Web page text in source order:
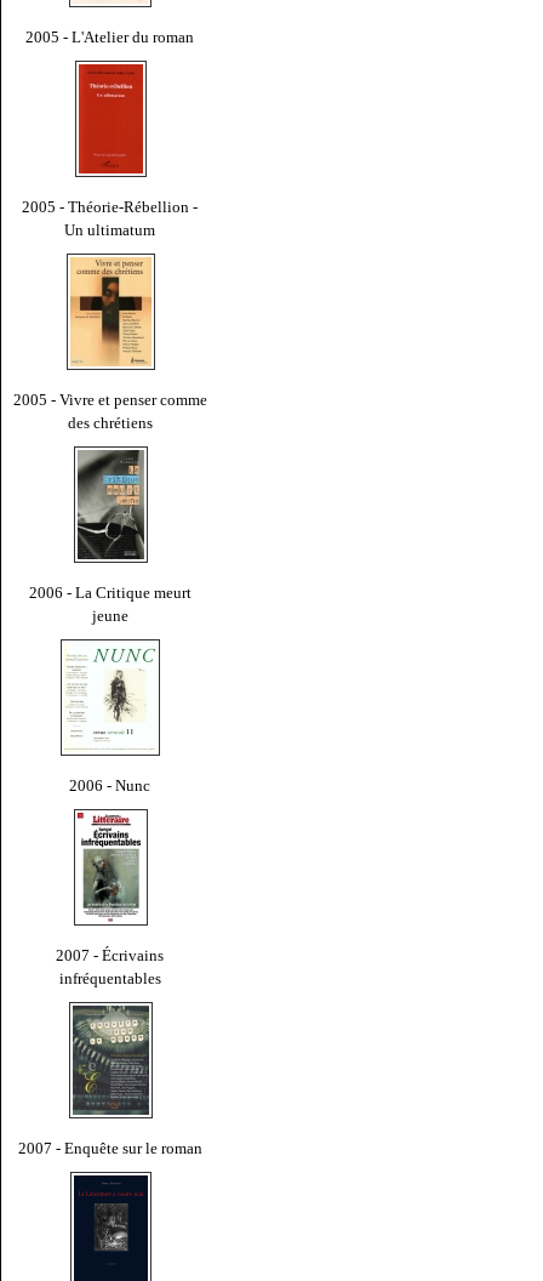
2005 - L'Atelier du roman
2005 - Théorie-Rébellion -
Un ultimatum
2005 - Vivre et penser comme
des chrétiens
2006 - La Critique meurt
jeune
2006 - Nunc
2007 - Écrivains
infréquentables
2007 - Enquête sur le roman